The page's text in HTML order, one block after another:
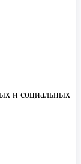
и социальных